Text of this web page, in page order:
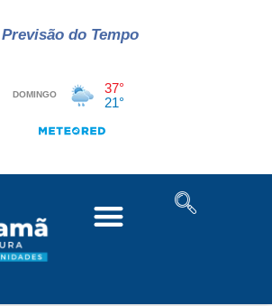
Previsão do Tempo